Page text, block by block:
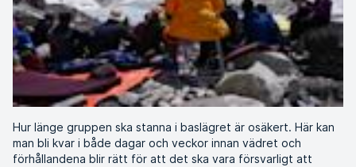
Hur länge gruppen ska stanna i baslägret är osäkert. Här kan
man bli kvar i både dagar och veckor innan vädret och
förhållandena blir rätt för att det ska vara försvarligt att